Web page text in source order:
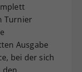
Turnier
Ausgabe
bei der sich